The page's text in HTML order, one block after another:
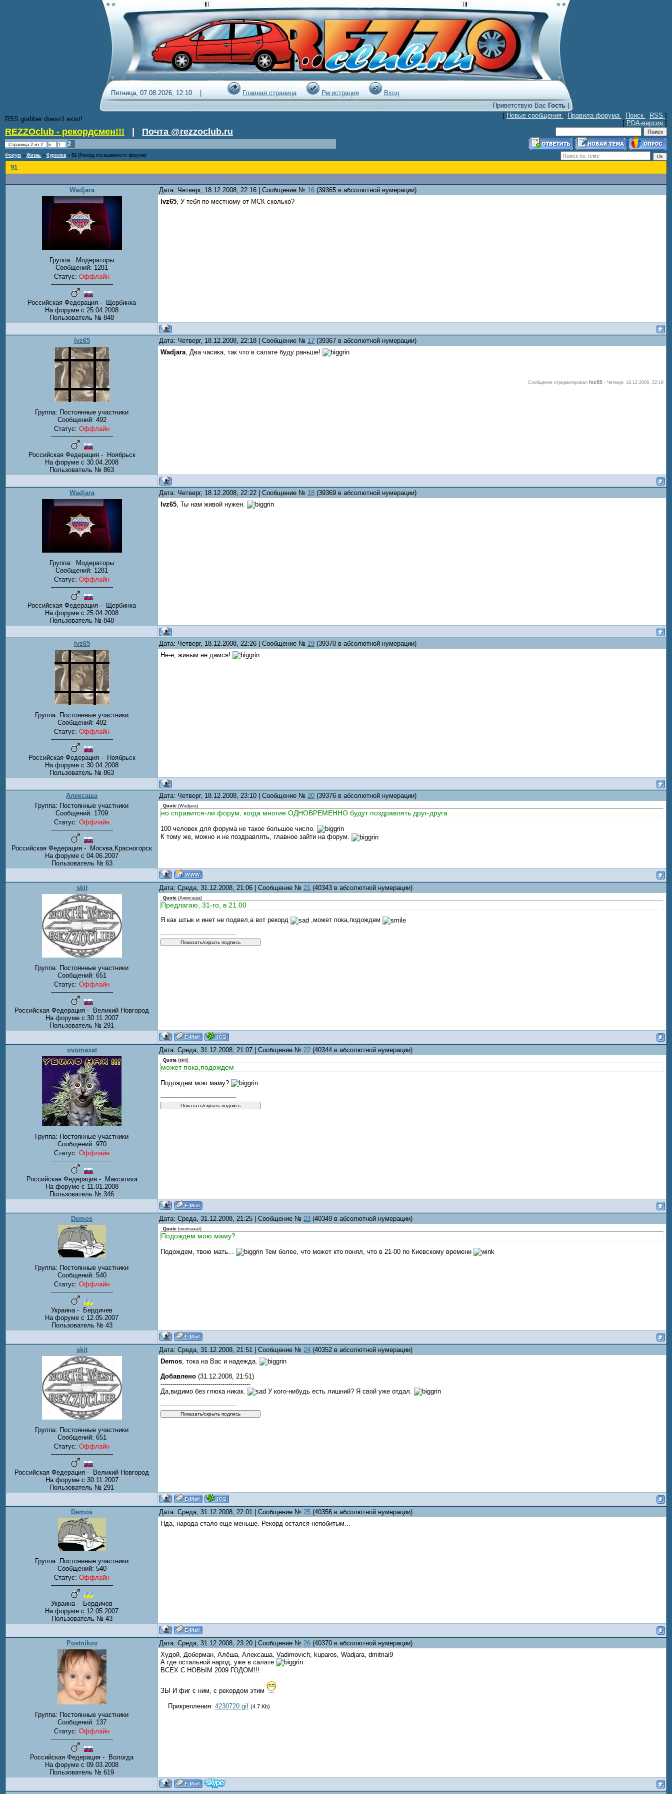
Пятница, 07.08.2026, 12:10 | Главная страница Регистрация
Вход
Приветствую Вас Гость|
RSS grabber doesn't exist!
[ Новые сообщения · Правила форума · Поиск · RSS ]
[ PDA-версия ]
REZZOclub - рекордсмен!!! Почта @rezzoclub.ru
Страница 2 из 2 « 1 2
Форум » Жизнь » Курилка » 91 (Рекорд посещаемости форума)
91
Wadjara Дата: Четверг, 18.12.2008, 22:16 | Сообщение № 16 (39365 в абсолютной нумерации)
Группа:
Модераторы
Сообщений: 1281
Статус: Оффлайн
-------------------------------
Российская Федерация - Щербинка
На форуме с 25.04.2008
Пользователь № 848
lvz65, У тебя по местному от МСК сколько?
lvz65 Дата: Четверг, 18.12.2008, 22:18 | Сообщение № 17 (39367 в абсолютной нумерации)
Группа: Постоянные участники
Сообщений: 492
Статус: Оффлайн
-------------------------------
Российская Федерация - Ноябрьск
На форуме с 30.04.2008
Пользователь № 863
Wadjara, Два часика, так что в салате буду раньше!
Сообщение отредактировал lvz65 - Четверг, 18.12.2008, 22:19
Wadjara Дата: Четверг, 18.12.2008, 22:22 | Сообщение № 18 (39369 в абсолютной нумерации)
Группа:
Модераторы
Сообщений: 1281
Статус: Оффлайн
-------------------------------
Российская Федерация - Щербинка
На форуме с 25.04.2008
Пользователь № 848
lvz65, Ты нам живой нужен.
lvz65 Дата: Четверг, 18.12.2008, 22:26 | Сообщение № 19 (39370 в абсолютной нумерации)
Группа: Постоянные участники
Сообщений: 492
Статус: Оффлайн
-------------------------------
Российская Федерация - Ноябрьск
На форуме с 30.04.2008
Пользователь № 863
Не-е, живым не дамся!
Алексаша Дата: Четверг, 18.12.2008, 23:10 | Сообщение № 20 (39376 в абсолютной нумерации)
Группа: Постоянные участники
Сообщений: 1709
Статус: Оффлайн
-------------------------------
Российская Федерация - Москва,Красногорск
На форуме с 04.06.2007
Пользователь № 63
Quote (Wadjara)
но справится-ли форум, когда многие ОДНОВРЕМЕННО будут поздравлять друг-друга
100 человек для форума не такое большое число.
К тому же, можно и не поздравлять, главное зайти на форум.
skit Дата: Среда, 31.12.2008, 21:06 | Сообщение № 21 (40343 в абсолютной нумерации)
Группа: Постоянные участники
Сообщений: 651
Статус: Оффлайн
-------------------------------
Российская Федерация - Великий Новгород
На форуме с 30.11.2007
Пользователь № 291
Quote (Алексаша)
Предлагаю, 31-го, в 21.00
Я как штык и инет не подвел,а вот рекорд ,может пока,подождем
ovomaxat Дата: Среда, 31.12.2008, 21:07 | Сообщение № 22 (40344 в абсолютной нумерации)
Группа: Постоянные участники
Сообщений: 970
Статус: Оффлайн
-------------------------------
Российская Федерация - Максатиха
На форуме с 11.01.2008
Пользователь № 346
Quote (skit)
может пока,подождем
Подождем мою маму?
Demos Дата: Среда, 31.12.2008, 21:25 | Сообщение № 23 (40349 в абсолютной нумерации)
Группа: Постоянные участники
Сообщений: 540
Статус: Оффлайн
-------------------------------
Украина - Бердичев
На форуме с 12.05.2007
Пользователь № 43
Quote (ovomaxat)
Подождем мою маму?
Подождем, твою мать... Тем более, что может кто понял, что в 21-00 по Киевскому времени
skit Дата: Среда, 31.12.2008, 21:51 | Сообщение № 24 (40352 в абсолютной нумерации)
Группа: Постоянные участники
Сообщений: 651
Статус: Оффлайн
-------------------------------
Российская Федерация - Великий Новгород
На форуме с 30.11.2007
Пользователь № 291
Demos, тока на Вас и надежда.
Добавлено (31.12.2008, 21:51)
---------------------------------------------
Да,видимо без глюка никак.
У кого-нибудь есть лишний? Я свой уже отдал.
Demos Дата: Среда, 31.12.2008, 22:01 | Сообщение № 25 (40356 в абсолютной нумерации)
Группа: Постоянные участники
Сообщений: 540
Статус: Оффлайн
-------------------------------
Украина - Бердичев
На форуме с 12.05.2007
Пользователь № 43
Нда, народа стало еще меньше. Рекорд остался непобитым...
Postnikov Дата: Среда, 31.12.2008, 23:20 | Сообщение № 26 (40370 в абсолютной нумерации)
Группа: Постоянные участники
Сообщений: 137
Статус: Оффлайн
-------------------------------
Российская Федерация - Вологда
На форуме с 09.03.2008
Пользователь № 619
Худой, Доберман, Алёша, Алексаша, Vadimovich, kuparos, Wadjara, dmitriai9
А где остальной народ, уже в салате
ВСЕХ С НОВЫМ 2009 ГОДОМ!!!
ЗЫ И фиг с ним, с рекордом этим
Прикрепления: 4230720.gif (4.7 Kb)